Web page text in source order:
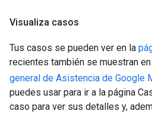
Visualiza casos
Tus casos se pueden ver en la
recientes también se muestran
general de Asistencia de Google
puedes usar para ir a la página
caso para ver sus detalles y,